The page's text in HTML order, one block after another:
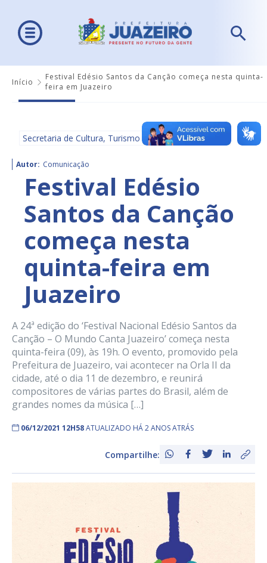
Início
Festival Edésio Santos da Canção começa nesta quinta-
feira em Juazeiro
Secretaria de Cultura, Turismo e Esportes - SECULTE
Autor: Comunicação
Festival Edésio
Santos da Canção
começa nesta
quinta-feira em
Juazeiro
A 24ª edição do ‘Festival Nacional Edésio Santos da
Canção – O Mundo Canta Juazeiro’ começa nesta
quinta-feira (09), às 19h. O evento, promovido pela
Prefeitura de Juazeiro, vai acontecer na Orla II da
cidade, até o dia 11 de dezembro, e reunirá
compositores de várias partes do Brasil, além de
grandes nomes da música […]
06/12/2021 12H58ATUALIZADO HÁ 2 ANOS ATRÁS
Compartilhe: